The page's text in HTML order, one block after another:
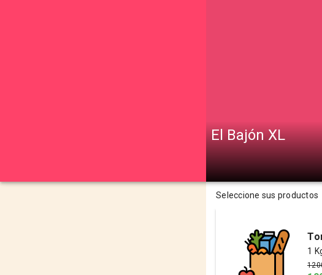
El Bajón XL
Seleccione sus productos
1